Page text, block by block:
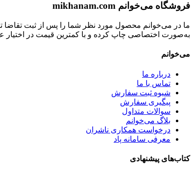
فروشگاه می‌خوانم mikhanam.com
ما در می‌خوانم محصول مورد نظر شما را پس از ثبت تقاضا
به‌صورت اختصاصی چاپ کرده و با کمترین قیمت در اختیار
می‌خوانم
درباره ما
تماس با ما
شیوه ثبت سفارش
پیگیری سفارش
سوالات متداول
بلاگ می‌خوانم
درخواست همکاری ناشران
معرفی سامانه پاد
کتاب‌های پیشنهادی